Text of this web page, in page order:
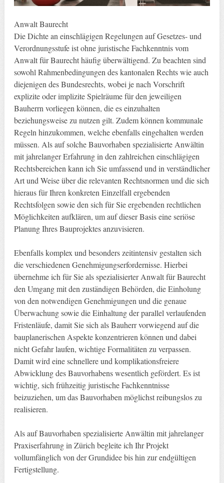
Anwalt Baurecht
Die Dichte an einschlägigen Regelungen auf Gesetzes- und
Verordnungsstufe ist ohne juristische Fachkenntnis vom
Anwalt für Baurecht häufig überwältigend. Zu beachten sind
sowohl Rahmenbedingungen des kantonalen Rechts wie auch
diejenigen des Bundesrechts, wobei je nach Vorschrift
explizite oder implizite Spielräume für den jeweiligen
Bauherrn vorliegen können, die es einzuhalten
beziehungsweise zu nutzen gilt. Zudem können kommunale
Regeln hinzukommen, welche ebenfalls eingehalten werden
müssen. Als auf solche Bauvorhaben spezialisierte Anwältin
mit jahrelanger Erfahrung in den zahlreichen einschlägigen
Rechtsbereichen kann ich Sie umfassend und in verständlicher
Art und Weise über die relevanten Rechtsnormen und die sich
hieraus für Ihren konkreten Einzelfall ergebenden
Rechtsfolgen sowie den sich für Sie ergebenden rechtlichen
Möglichkeiten aufklären, um auf dieser Basis eine seriöse
Planung Ihres Bauprojektes anzuvisieren.
Ebenfalls komplex und besonders zeitintensiv gestalten sich
die verschiedenen Genehmigungserfordernisse. Hierbei
übernehme ich für Sie als spezialisierter Anwalt für Baurecht
den Umgang mit den zuständigen Behörden, die Einholung
von den notwendigen Genehmigungen und die genaue
Überwachung sowie die Einhaltung der parallel verlaufenden
Fristenläufe, damit Sie sich als Bauherr vorwiegend auf die
bauplanerischen Aspekte konzentrieren können und dabei
nicht Gefahr laufen, wichtige Formalitäten zu verpassen.
Damit wird eine schnellere und komplikationsfreiere
Abwicklung des Bauvorhabens wesentlich gefördert. Es ist
wichtig, sich frühzeitig juristische Fachkenntnisse
beizuziehen, um das Bauvorhaben möglichst reibungslos zu
realisieren.
Als auf Bauvorhaben spezialisierte Anwältin mit jahrelanger
Praxiserfahrung in Zürich begleite ich Ihr Projekt
vollumfänglich von der Grundidee bis hin zur endgültigen
Fertigstellung.